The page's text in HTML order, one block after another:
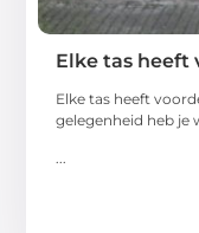
Elke tas heeft
Elke tas heeft
gelegenheid heb je
...